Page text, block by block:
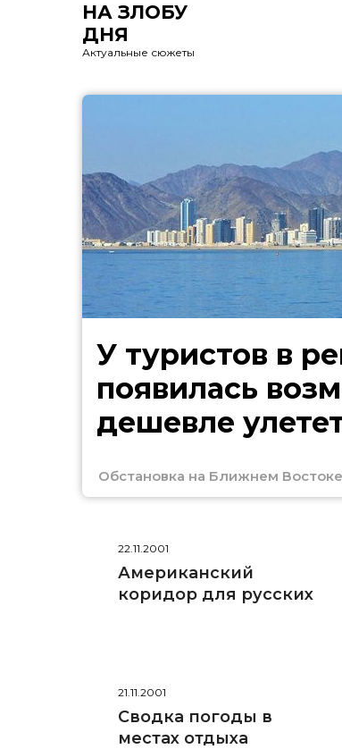
НА ЗЛОБУ
ДНЯ
Актуальные сюжеты
У туристов в
появилась
дешевле
Обстановка на Ближнем Востоке
22.11.2001
Американский
коридор для русских
21.11.2001
Сводка погоды в
местах отдыха